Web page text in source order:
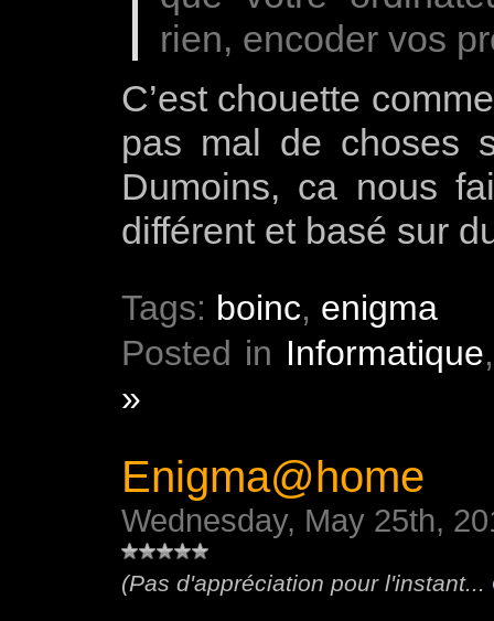
rien, encoder vos
C’est chouette
pas mal de choses
Dumoins, ca nous
différent et basé sur
Tags: boinc, enigma
Posted in Informatique
»
Enigma@home
Wednesday, May 25th,
(Pas d'appréciation pour l'instant...